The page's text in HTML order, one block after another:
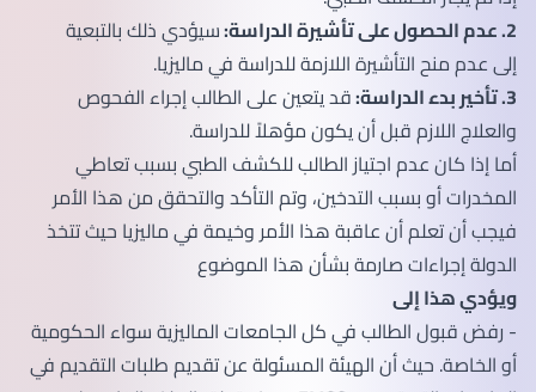
2. عدم الحصول على تأشيرة الدراسة:
سيؤدي ذلك بالتبعية
إلى عدم منح التأشيرة اللازمة للدراسة في ماليزيا.
3. تأخير بدء الدراسة:
قد يتعين على الطالب إجراء الفحوص
والعلاج اللازم قبل أن يكون مؤهلاً للدراسة.
أما إذا كان عدم اجتياز الطالب للكشف الطبي بسبب تعاطي
المخدرات أو بسبب التدخين، وتم التأكد والتحقق من هذا الأمر
فيجب أن تعلم أن عاقبة هذا الأمر وخيمة في ماليزيا حيث تتخذ
الدولة إجراءات صارمة بشأن هذا الموضوع
ويؤدي هذا إلى
- رفض قبول الطالب في كل الجامعات الماليزية سواء الحكومية
أو الخاصة. حيث أن الهيئة المسئولة عن تقديم طلبات التقديم في